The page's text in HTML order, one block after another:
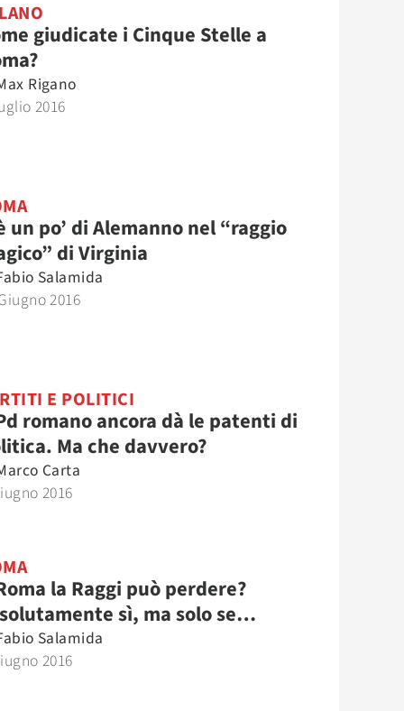
giudicate i Cinque Stelle a
Rigano
2016
un po’ di Alemanno nel “raggio
di Virginia
Salamida
2016
E POLITICI
romano ancora dà le patenti di
Ma che davvero?
Carta
2016
la Raggi può perdere?
sì, ma solo se…
Salamida
2016